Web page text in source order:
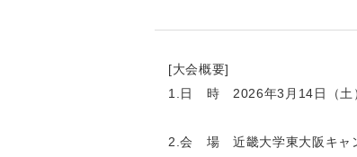
[大会概要]
1.日 時 2026年3月14日（土
2.会 場 近畿大学東大阪キャ